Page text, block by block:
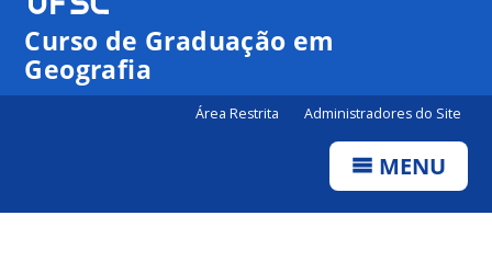
Canais
Curso de Graduação em
Geografia
Área Restrita Administradores do Site
MENU